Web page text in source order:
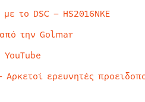
το DSC – HS2016NKE
την Golmar
ερευνητές